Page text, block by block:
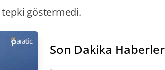
tepki göstermedi.
Son Dakika Haberler